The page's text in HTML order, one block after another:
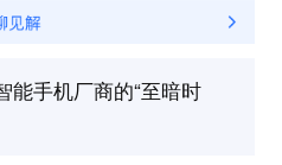
能手机厂商的“至暗时